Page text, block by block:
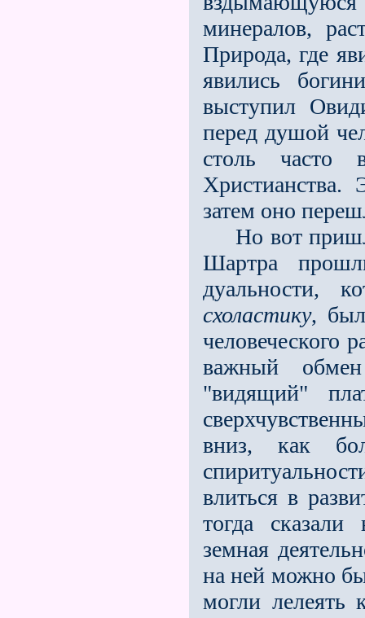
минералов,
Природа, где
явились
выступил
перед душой
столь часто
затем оно
Но вот
Шартра
дуальности,
схоластику,
человеческого
важный
"видящий"
вниз, как
влиться в
тогда
земная
на ней можно
могли лелеять